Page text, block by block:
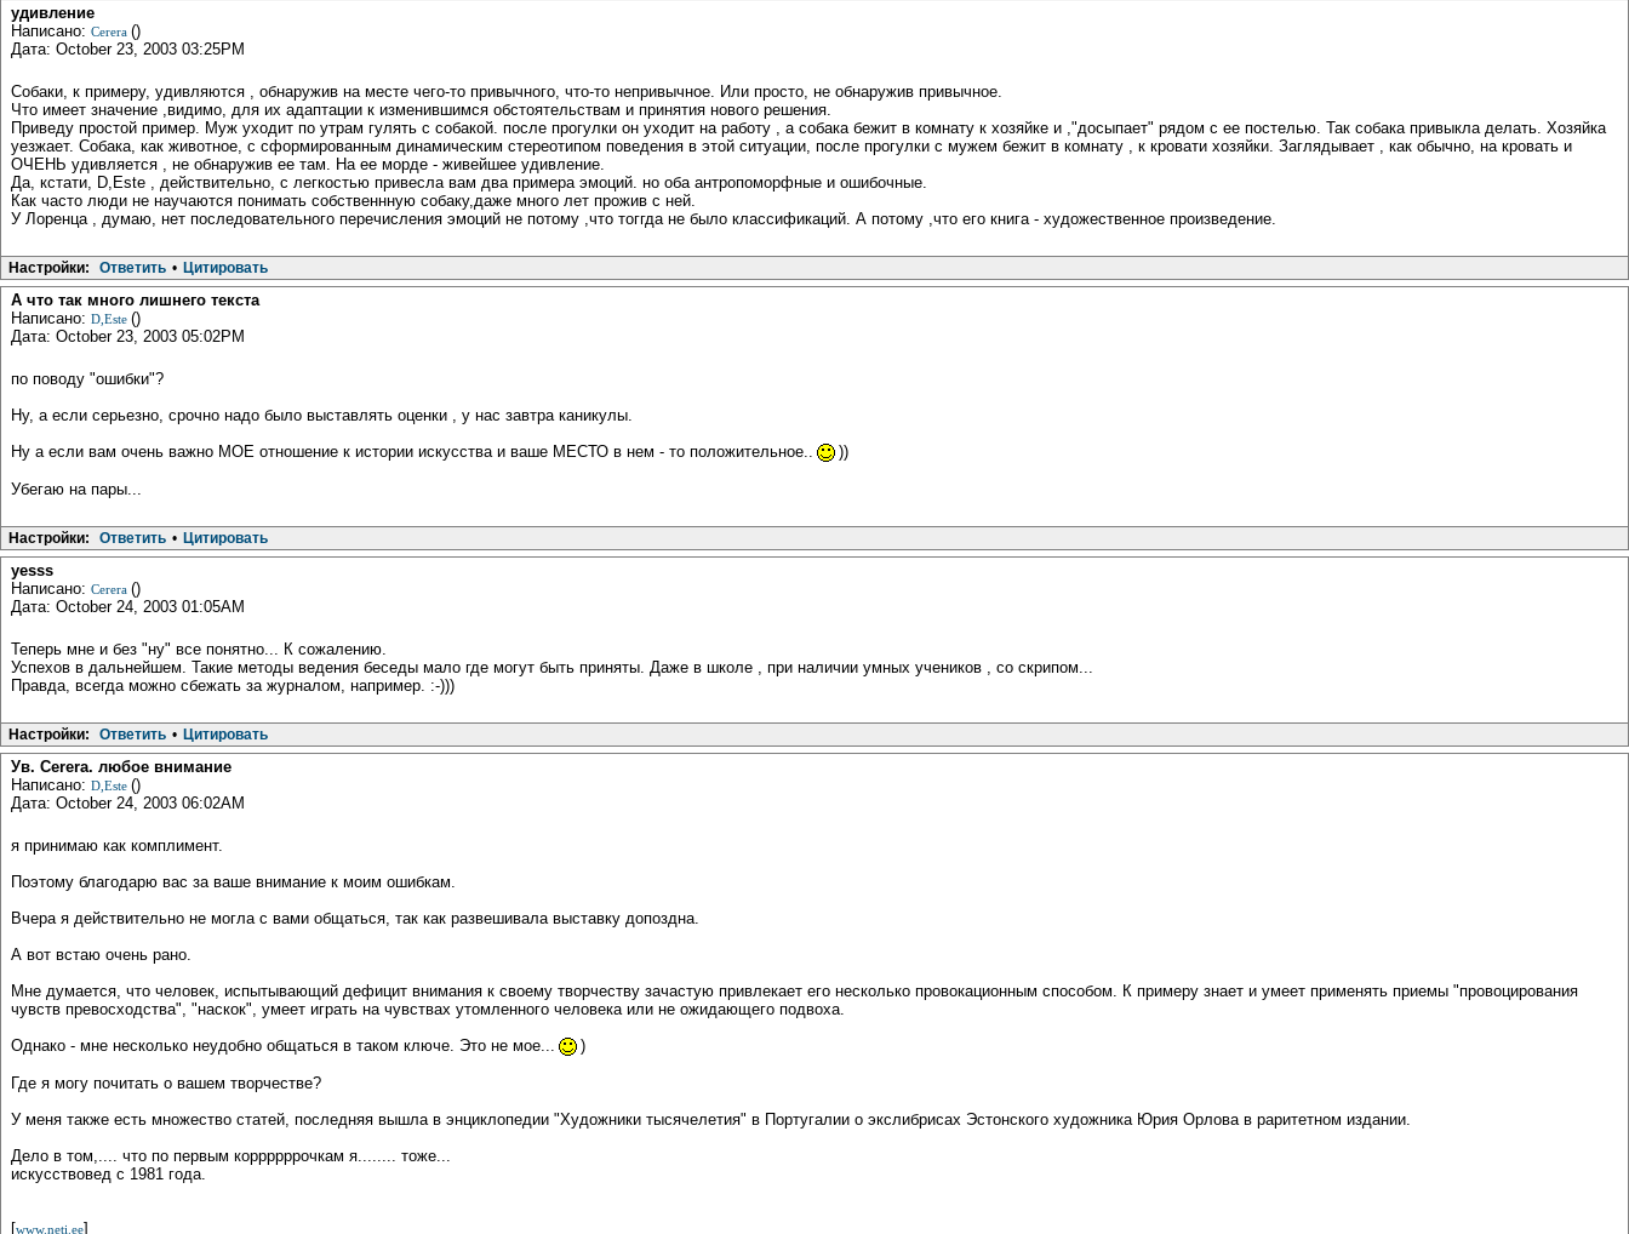
удивление
Написано: Cerera ()
Дата: October 23, 2003 03:25PM
Собаки, к примеру, удивляются , обнаружив на месте чего-то привычного, что-то непривычное. Или просто, не обнаружив привычное.
Что имеет значение ,видимо, для их адаптации к изменившимся обстоятельствам и принятия нового решения.
Приведу простой пример. Муж уходит по утрам гулять с собакой. после прогулки он уходит на работу , а собака бежит в комнату к хозяйке и ,"досыпает" рядом с ее постелью. Так собака привыкла делать. Хозяйка
уезжает. Собака, как животное, с сформированным динамическим стереотипом поведения в этой ситуации, после прогулки с мужем бежит в комнату , к кровати хозяйки. Заглядывает , как обычно, на кровать и
ОЧЕНЬ удивляется , не обнаружив ее там. На ее морде - живейшее удивление.
Да, кстати, D,Este , действительно, с легкостью привесла вам два примера эмоций. но оба антропоморфные и ошибочные.
Как часто люди не научаются понимать собственнную собаку,даже много лет прожив с ней.
У Лоренца , думаю, нет последовательного перечисления эмоций не потому ,что тоггда не было классификаций. А потому ,что его книга - художественное произведение.
Настройки: Ответить • Цитировать
А что так много лишнего текста
Написано: D,Este ()
Дата: October 23, 2003 05:02PM
по поводу "ошибки"?
Ну, а если серьезно, срочно надо было выставлять оценки , у нас завтра каникулы.
Ну а если вам очень важно МОЕ отношение к истории искусства и ваше МЕСТО в нем - то положительное..
))
Убегаю на пары...
Настройки: Ответить • Цитировать
yesss
Написано: Cerera ()
Дата: October 24, 2003 01:05AM
Теперь мне и без "ну" все понятно... К сожалению.
Успехов в дальнейшем. Такие методы ведения беседы мало где могут быть приняты. Даже в школе , при наличии умных учеников , со скрипом...
Правда, всегда можно сбежать за журналом, например. :-)))
Настройки: Ответить • Цитировать
Ув. Cerera. любое внимание
Написано: D,Este ()
Дата: October 24, 2003 06:02AM
я принимаю как комплимент.
Поэтому благодарю вас за ваше внимание к моим ошибкам.
Вчера я действительно не могла с вами общаться, так как развешивала выставку допоздна.
А вот встаю очень рано.
Мне думается, что человек, испытывающий дефицит внимания к своему творчеству зачастую привлекает его несколько провокационным способом. К примеру знает и умеет применять приемы "провоцирования
чувств превосходства", "наскок", умеет играть на чувствах утомленного человека или не ожидающего подвоха.
Однако - мне несколько неудобно общаться в таком ключе. Это не мое...
)
Где я могу почитать о вашем творчестве?
У меня также есть множество статей, последняя вышла в энциклопедии "Художники тысячелетия" в Португалии о экслибрисах Эстонского художника Юрия Орлова в раритетном издании.
Дело в том,.... что по первым коррррррочкам я........ тоже...
искусствовед с 1981 года.
[www.neti.ee]